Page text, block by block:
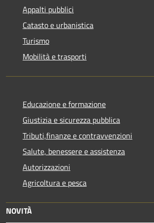
Appalti pubblici
Catasto e urbanistica
Turismo
Mobilità e trasporti
Educazione e formazione
Giustizia e sicurezza pubblica
Tributi,finanze e contravvenzioni
Salute, benessere e assistenza
Autorizzazioni
Agricoltura e pesca
NOVITÀ